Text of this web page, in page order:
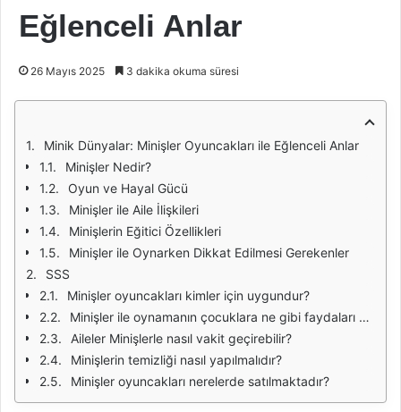
Eğlenceli Anlar
26 Mayıs 2025 3 dakika okuma süresi
Minik Dünyalar: Minişler Oyuncakları ile Eğlenceli Anlar
Minişler Nedir?
Oyun ve Hayal Gücü
Minişler ile Aile İlişkileri
Minişlerin Eğitici Özellikleri
Minişler ile Oynarken Dikkat Edilmesi Gerekenler
SSS
Minişler oyuncakları kimler için uygundur?
Minişler ile oynamanın çocuklara ne gibi faydaları vardır?
Aileler Minişlerle nasıl vakit geçirebilir?
Minişlerin temizliği nasıl yapılmalıdır?
Minişler oyuncakları nerelerde satılmaktadır?